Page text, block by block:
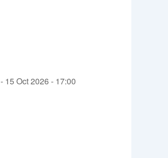
- 15 Oct 2026 - 17:00